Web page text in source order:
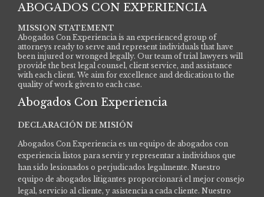
ABOGADOS CON EXPERIENCIA
MISSION STATEMENT
Abogados Con Experiencia is an experienced group of
attorneys ready to serve and represent individuals that have
been injured or wronged legally. Our team of trial lawyers will
provide the best legal counsel, client service, and assistance
with each client. We aim for excellence and dedication to the
quality of work given to each case.
Abogados Con Experiencia
DECLARACIÓN DE MISIÓN
Abogados Con Experiencia es un equipo de abogados con
experiencia listos para servir y representar a individuos que
han sido lesionados o perjudicados legalmente. Nuestro
equipo de abogados litigantes proporcionará el mejor consejo
legal, servicio al cliente, y asistencia a cada cliente. Nuestro